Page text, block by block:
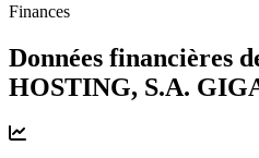
Finances
Données financières
HOSTING, S.A.